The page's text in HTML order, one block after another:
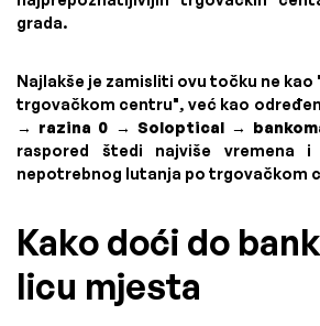
grada.
Najlakše je zamisliti ovu točku ne kao
trgovačkom centru", već kao
→ razina 0 → Soloptical →
raspored štedi najviše vremena
nepotrebnog lutanja po trgovačkom
Kako doći do
licu mjesta